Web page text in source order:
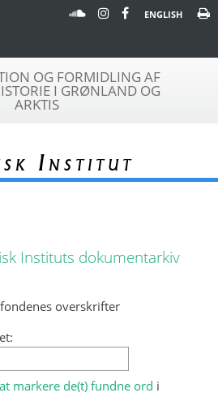
ENGLISH
OG FORMIDLING AF
I GRØNLAND OG
ARKTIS
Institut
Instituts dokumentarkiv
overskrifter
markere de(t) fundne ord i